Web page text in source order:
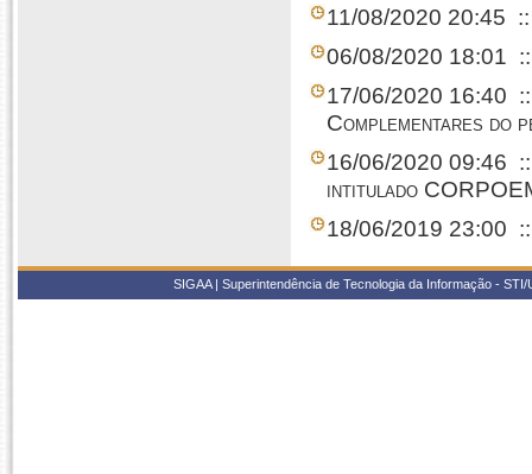
11/08/2020 20:45
06/08/2020 18:01
17/06/2020 16:40
Complementares do
16/06/2020 09:46
intitulado
18/06/2019 23:00
SIGAA | Superintendência de Tecnologia da Informação -